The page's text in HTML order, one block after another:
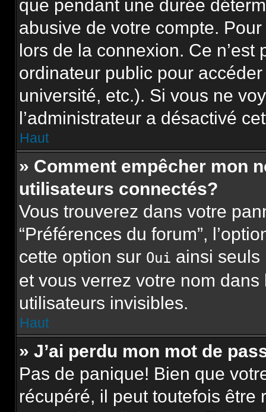
que pendant une durée
abusive de votre compte.
lors de la connexion. Ce
ordinateur public pour
université, etc.). Si vous ne
l’administrateur a désactivé
Haut
» Comment empêcher mon
utilisateurs connectés?
Vous trouverez dans votre
“Préférences du forum”,
cette option sur Oui ainsi seuls
et vous verrez votre nom
utilisateurs invisibles.
Haut
» J’ai perdu mon mot de
Pas de panique! Bien que
récupéré, il peut toutefois